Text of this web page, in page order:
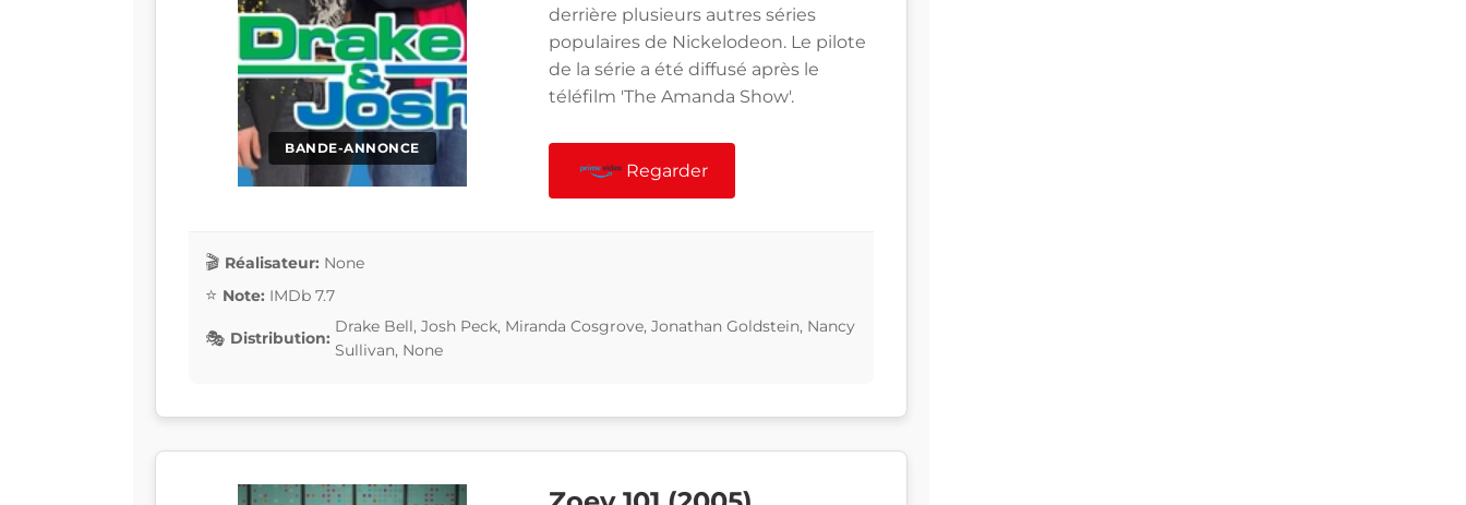
BANDE-ANNONCE
derrière plusieurs autres séries
populaires de Nickelodeon. Le pilote
de la série a été diffusé après le
téléfilm 'The Amanda Show'.
Regarder
Réalisateur: None
Note: IMDb 7.7
Distribution:
Drake Bell, Josh Peck, Miranda Cosgrove, Jonathan Goldstein, Nancy
Sullivan, None